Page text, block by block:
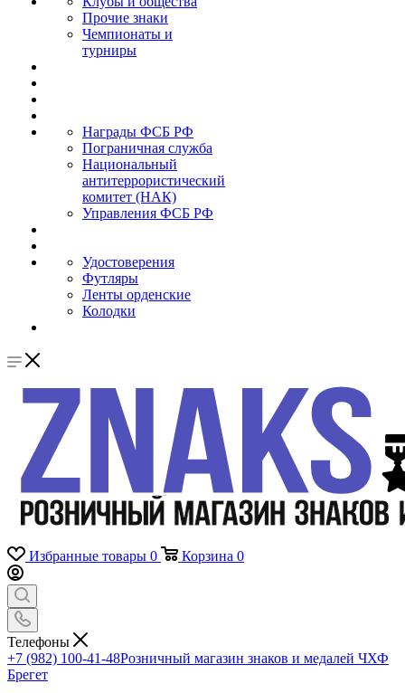
Прочие знаки
Чемпионаты и
турниры
Награды ФСБ РФ
Пограничная служба
Национальный
антитеррористический
комитет (НАК)
Управления ФСБ РФ
Удостоверения
Футляры
Ленты орденские
Колодки
Избранные товары 0 Корзина 0
Телефоны
+7 (982) 100-41-48Розничный магазин знаков и медалей ЧХФ
Брегет